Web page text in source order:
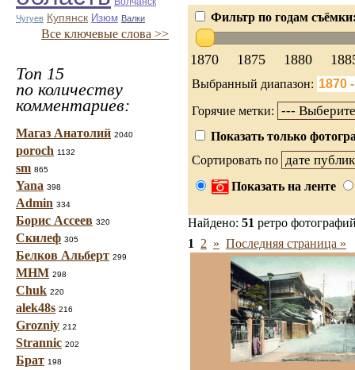
Чугуев Купянск Изюм Валки
Все ключевые слова >>
Топ 15
по количеству
комментариев:
Магаз Анатолий 2040
poroch 1132
sm 865
Yana 398
Admin 334
Борис Ассеев 320
Скилеф 305
Белков Альберт 299
МНМ 298
Chuk 220
alek48s 216
Grozniy 212
Strannic 202
Брат 198
Фильтр по годам
1870 1875 1880
Выбранный диапазон:
Горячие метки:
Показать только
Сортировать по
Показать на ленте
Найдено: 51 ретро
1
2 » Последняя страница »